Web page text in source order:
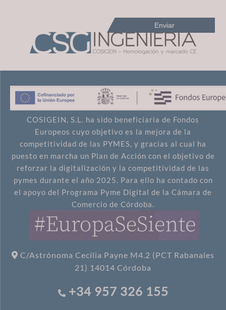
COSIGEIN, S.L. ha sido beneficiaria de Fondos
Europeos cuyo objetivo es la mejora de la
competitividad de las PYMES, y gracias al cual ha
puesto en marcha un Plan de Acción con el objetivo de
reforzar la digitalización y la competitividad de las
pymes durante el año 2025. Para ello ha contado con
el apoyo del Programa Pyme Digital de la Cámara de
Comercio de Córdoba.
C/Astrónoma Cecília Payne M4.2 (PCT Rabanales
21) 14014 Córdoba
+34 957 326 155